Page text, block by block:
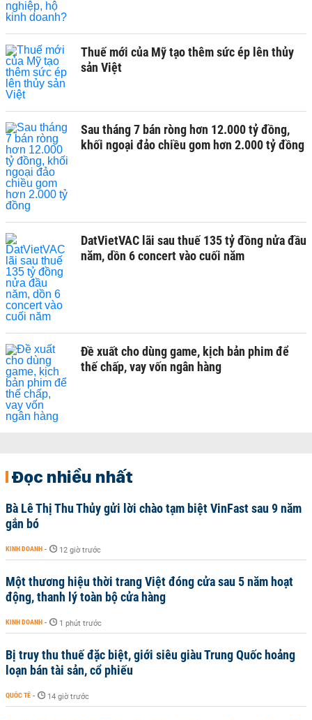
Thuế mới của Mỹ tạo thêm sức ép lên thủy
sản Việt
Sau tháng 7 bán ròng hơn 12.000 tỷ đồng,
khối ngoại đảo chiều gom hơn 2.000 tỷ đồng
DatVietVAC lãi sau thuế 135 tỷ đồng nửa đầu
năm, dồn 6 concert vào cuối năm
Đề xuất cho dùng game, kịch bản phim để
thế chấp, vay vốn ngân hàng
Đọc nhiều nhất
Bà Lê Thị Thu Thủy gửi lời chào tạm biệt VinFast sau 9 năm
gắn bó
KINH DOANH - 12 giờ trước
Một thương hiệu thời trang Việt đóng cửa sau 5 năm hoạt
động, thanh lý toàn bộ cửa hàng
KINH DOANH - 1 phút trước
Bị truy thu thuế đặc biệt, giới siêu giàu Trung Quốc hoảng
loạn bán tài sản, cổ phiếu
QUỐC TẾ - 14 giờ trước